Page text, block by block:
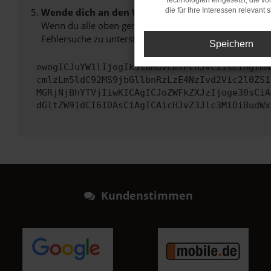
Wende dich an den Webseitenbetreiber.
Wenn du alle oben genannten Schritte versucht hast,
Fehlersuche zu unterstützen:
Kundenstimmen
die für Ihre Interessen relevant
Speichern